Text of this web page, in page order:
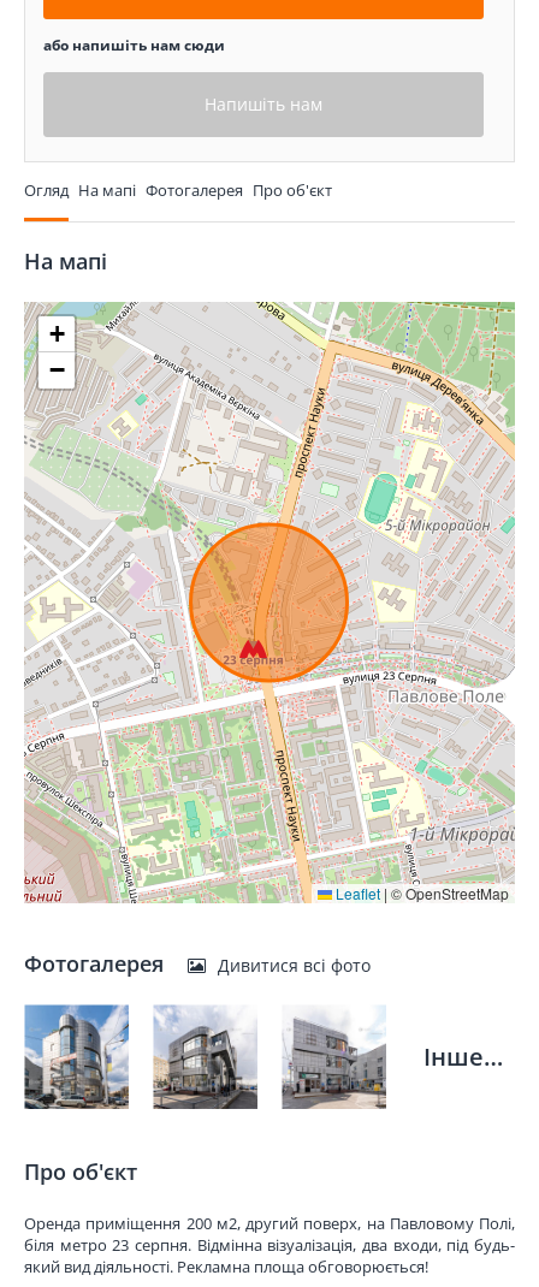
або напишіть нам сюди
Напишіть нам
Огляд На мапі Фотогалерея Про об'єкт
На мапі
+
−
Leaflet | © OpenStreetMap
Фотогалерея Дивитися всі фото
Інше…
Про об'єкт
Оренда приміщення 200 м2, другий поверх, на Павловому Полі,
біля метро 23 серпня. Відмінна візуалізація, два входи, під будь-
який вид діяльності. Рекламна площа обговорюється!